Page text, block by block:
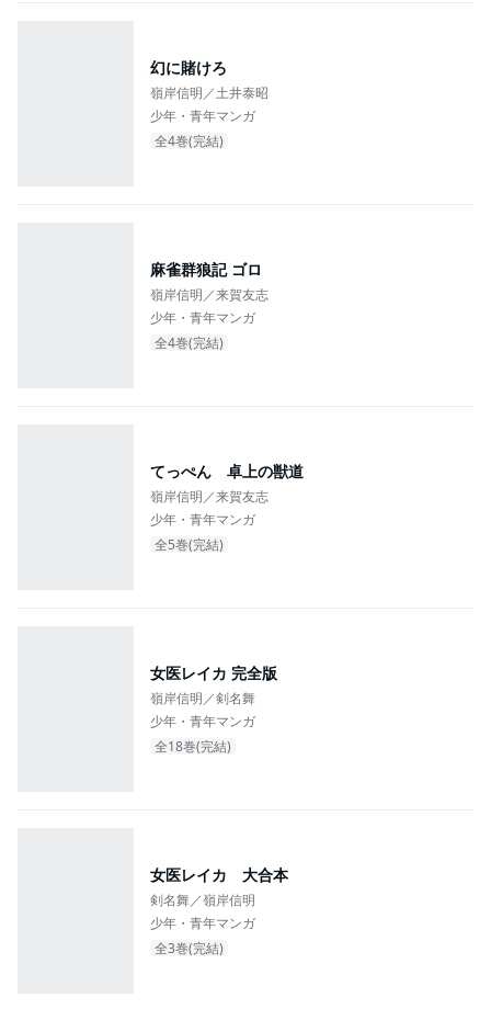
幻に賭けろ
嶺岸信明／土井泰昭
少年・青年マンガ
全4巻(完結)
麻雀群狼記 ゴロ
嶺岸信明／来賀友志
少年・青年マンガ
全4巻(完結)
てっぺん 卓上の獣道
嶺岸信明／来賀友志
少年・青年マンガ
全5巻(完結)
女医レイカ 完全版
嶺岸信明／剣名舞
少年・青年マンガ
全18巻(完結)
女医レイカ 大合本
剣名舞／嶺岸信明
少年・青年マンガ
全3巻(完結)